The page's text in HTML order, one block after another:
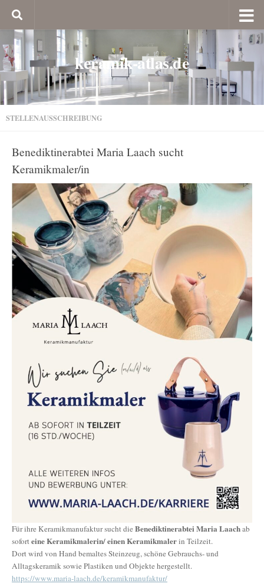
keramik-atlas.de
STELLENAUSSCHREIBUNG
Benediktinerabtei Maria Laach sucht
Keramikmaler/in
Für ihre Keramikmanufaktur sucht dieBenediktinerabtei Maria Laachab
soforteine Keramikmalerin/ einen Keramikmalerin Teilzeit.
Dort wird von Hand bemaltes Steinzeug, schöne Gebrauchs- und
Alltagskeramik sowie Plastiken und Objekte hergestellt.
https://www.maria-laach.de/keramikmanufaktur/